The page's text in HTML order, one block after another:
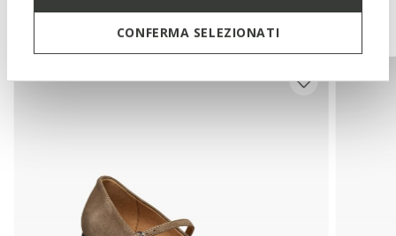
CONFERMA SELEZIONATI
You may also like